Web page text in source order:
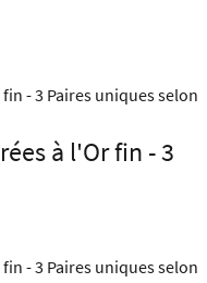
à l'Or fin - 3